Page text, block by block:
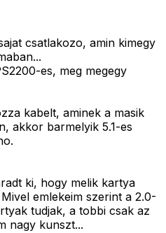
csatlakozo, amin kimegy
es, meg megegy
kabelt, aminek a masik
akkor barmelyik 5.1-es
ki, hogy melik kartya
emlekeim szerint a 2.0-
tudjak, a tobbi csak az
nagy kunszt...